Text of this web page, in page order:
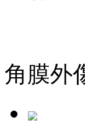
角膜外